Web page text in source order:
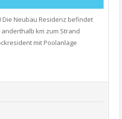
Die Neubau Residenz befindet
km zum Strand
mit Poolanlage